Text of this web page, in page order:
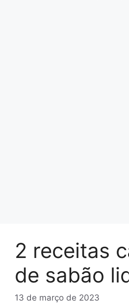
2 receitas
de sabão
13 de março de 2023